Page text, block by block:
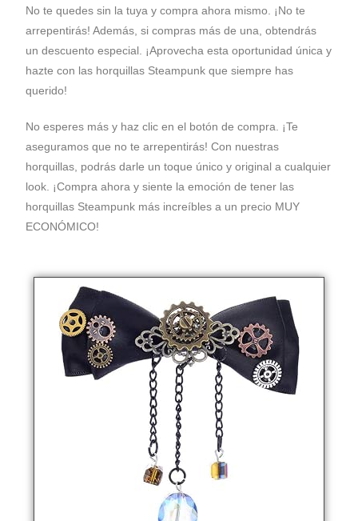
No te quedes sin la tuya y compra ahora mismo. ¡No te
arrepentirás! Además, si compras más de una, obtendrás
un descuento especial. ¡Aprovecha esta oportunidad única y
hazte con las horquillas Steampunk que siempre has
querido!
No esperes más y haz clic en el botón de compra. ¡Te
aseguramos que no te arrepentirás! Con nuestras
horquillas, podrás darle un toque único y original a cualquier
look. ¡Compra ahora y siente la emoción de tener las
horquillas Steampunk más increíbles a un precio MUY
ECONÓMICO!